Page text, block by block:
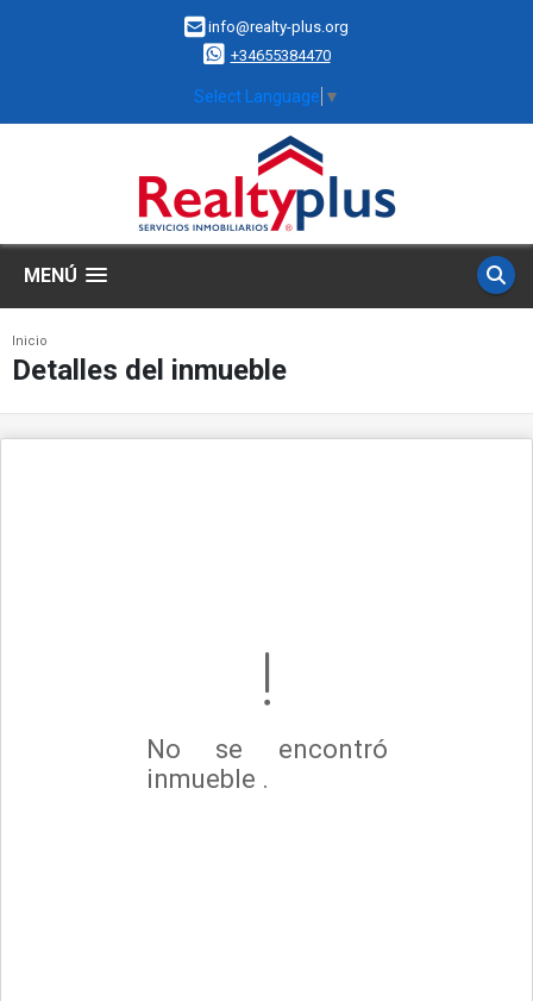
info@realty-plus.org
+34655384470
Select Language ▼
MENÚ
Inicio
Detalles del inmueble
No se encontró
inmueble .